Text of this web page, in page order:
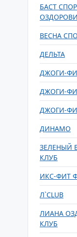
БАСТ
ВЕСНА
ДЕЛЬТА
ДЖОГИ-
ДЖОГИ-
ДЖОГИ-
ДИНАМО
ЗЕЛЕНЫЙ
КЛУБ
ИКС-ФИТ
Л`CLUB
ЛИАНА
КЛУБ